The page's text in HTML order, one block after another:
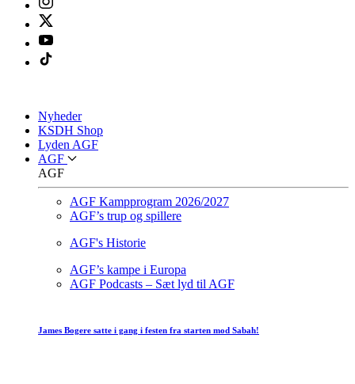
Nyheder
KSDH Shop
Lyden AGF
AGF
AGF
AGF Kampprogram 2026/2027
AGF’s trup og spillere
AGF's Historie
AGF’s kampe i Europa
AGF Podcasts – Sæt lyd til AGF
James Bogere satte i gang i festen fra starten mod Sabah!